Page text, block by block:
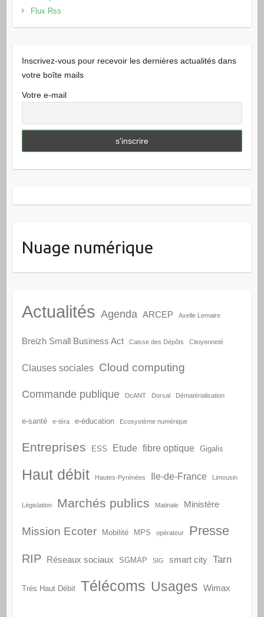
Flux Rss
Inscrivez-vous pour recevoir les dernières actualités dans
votre boîte mails
Votre e-mail
Nuage numérique
Actualités Agenda ARCEP Axelle Lemaire
Breizh Small Business Act Caisse des Dépôts Citoyenneté
Clauses sociales Cloud computing
Commande publique DcANT Dorsal Dématérialisation
e-santé e-téra e-éducation Ecosystème numérique
Entreprises ESS Etude fibre optique Gigalis
Haut débit Hautes-Pyrénées Ile-de-France Limousin
Législation Marchés publics Matinale Ministère
Mission Ecoter Mobilité MPS opérateur Presse
RIP Réseaux sociaux SGMAP SIG smart city Tarn
Très Haut Débit Télécoms Usages Wimax